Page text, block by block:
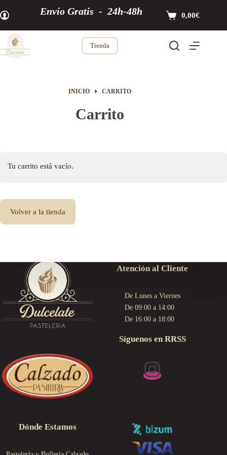
al
contenido
Envío Gratis - 24h-48h
Carro
compra
0,00€
Tienda
INICIO CARRITO
Carrito
Tu carrito está vacío.
Volver a la tienda
Atención al Cliente
De Lunes a Viernes
De 09:00 a 14:00
De 16:00 a 18:00
Síguenos en RRSS
Dónde Estamos